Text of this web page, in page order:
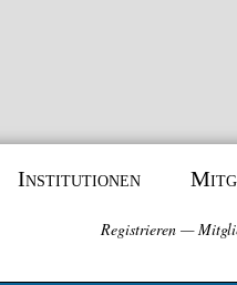
Institutionen
Registrieren—